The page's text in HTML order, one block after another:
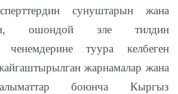
сунуштарын жана
ошондой эле тилдин
ченемдерине туура келбеген
жарнамалар жана
боюнча Кыргыз